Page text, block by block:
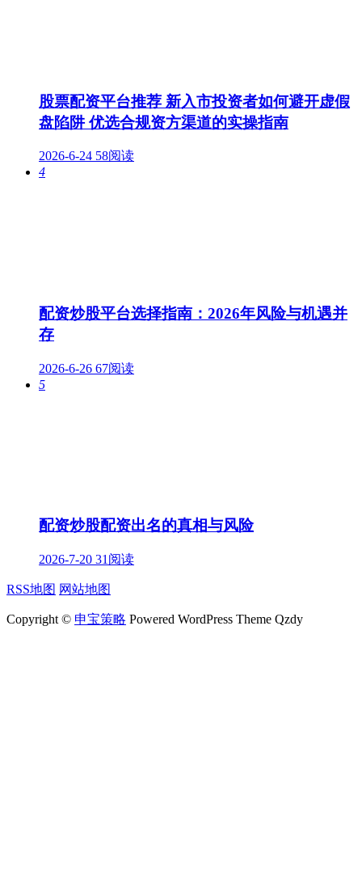
股票配资平台推荐 新入市投资者如何避开虚假
盘陷阱 优选合规资方渠道的实操指南
2026-6-24 58阅读
4
配资炒股平台选择指南：2026年风险与机遇并
存
2026-6-26 67阅读
5
配资炒股配资出名的真相与风险
2026-7-20 31阅读
RSS地图 网站地图
Copyright © 申宝策略 Powered WordPress Theme Qzdy